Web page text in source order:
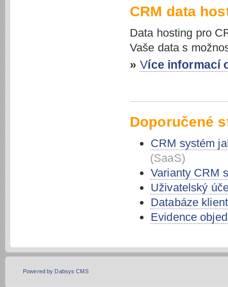
CRM data
Data hosting pro
Vaše data s
» Více
Doporučené
CRM systém
(SaaS)
Varianty CRM
Uživatelský
Databáze
Evidence
Powered by Dabsys CMS